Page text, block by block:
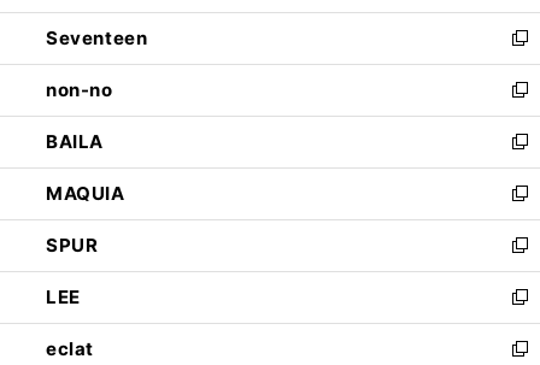
開
く
ウ
で
開
く
ン
ド
ウ
で
開
く
Seventeen
新
し
い
ウ
ィ
ン
ド
ウ
で
開
く
non-no
新
し
い
ウ
ィ
ン
ド
ウ
で
開
く
BAILA
新
し
い
ウ
ィ
ン
ド
ウ
で
MAQUIA
新
し
い
ウ
ィ
ン
ド
SPUR
新
し
い
ウ
ィ
LEE
新
し
い
eclat
新